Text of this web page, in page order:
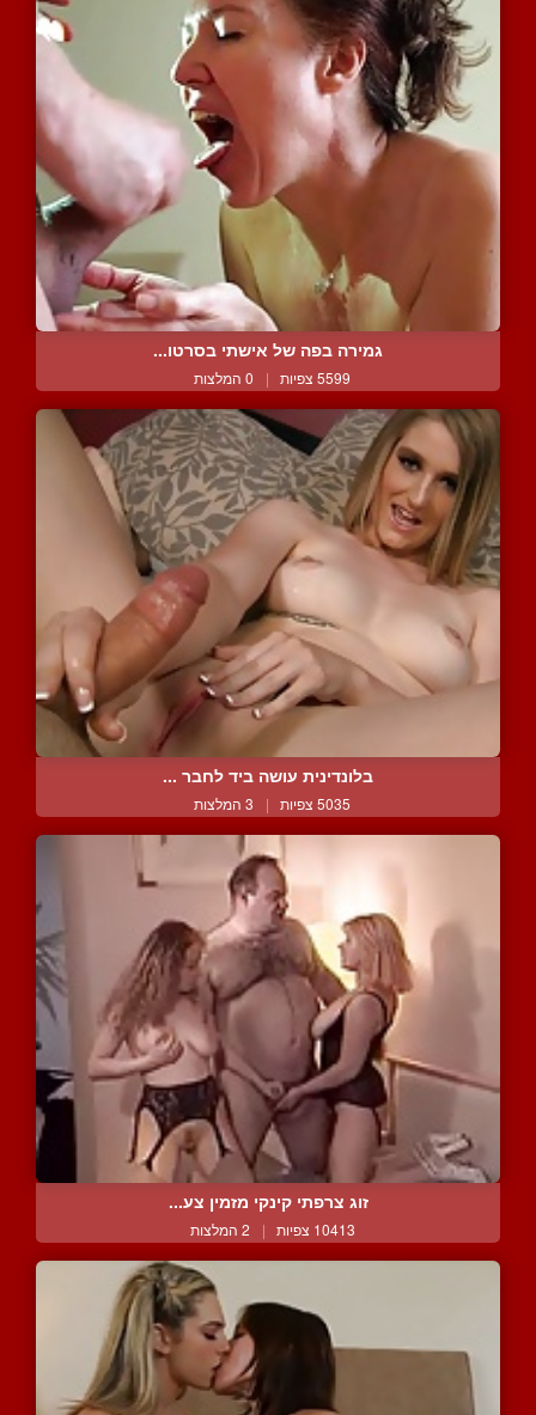
גמירה בפה של אישתי בסרטו...
5599 צפיות | 0 המלצות
בלונדינית עושה ביד לחבר ...
5035 צפיות | 3 המלצות
זוג צרפתי קינקי מזמין צע...
10413 צפיות | 2 המלצות